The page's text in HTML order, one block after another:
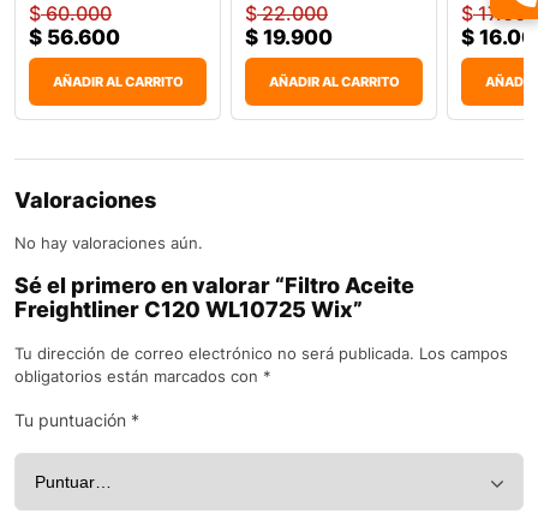
$60.000
$ 56.600
AÑADIR AL CARRITO
$22.000
$ 19.900
AÑADIR AL CARRITO
$17.000
$
AÑADIR
Valoraciones
No hay valoraciones aún.
Sé el primero en valorar “Filtro Aceite
Freightliner C120 WL10725 Wix”
Tu dirección de correo electrónico no será publicada. Los campos
obligatorios están marcados con *
Tu puntuación *